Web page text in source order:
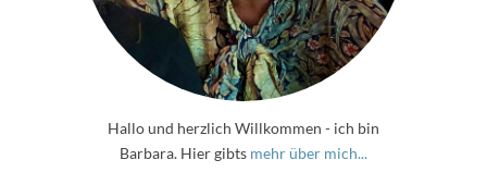
Hallo und herzlich Willkommen - ich bin
Barbara. Hier gibts mehr über mich...